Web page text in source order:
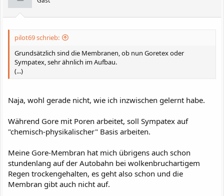
pilot69 schrieb:
Grundsätzlich sind die Membranen, ob nun Goretex oder
Sympatex, sehr ähnlich im Aufbau.
(...)
Naja, wohl gerade nicht, wie ich inzwischen gelernt habe.
Während Gore mit Poren arbeitet, soll Sympatex auf
"chemisch-physikalischer" Basis arbeiten.
Meine Gore-Membran hat mich übrigens auch schon
stundenlang auf der Autobahn bei wolkenbruchartigem
Regen trockengehalten, es geht also schon und die
Membran gibt auch nicht auf.